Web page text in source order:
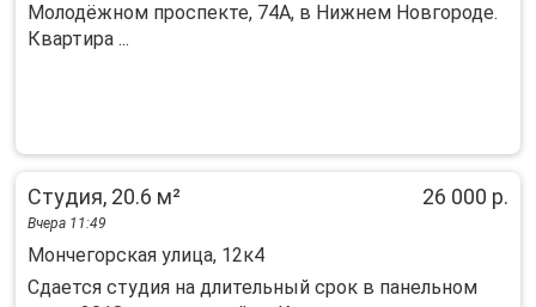
Молодёжном проспекте, 74А, в Нижнем Новгороде.
Квартира ...
Студия, 20.6 м² 26 000 р.
Вчера 11:49
Мончегорская улица, 12к4
Сдается студия на длительный срок в панельном